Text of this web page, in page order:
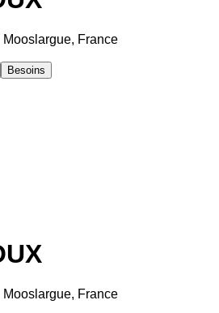
France
Besoins
France